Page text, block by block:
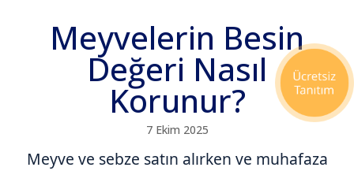
Meyvelerin Besin
Değeri Nasıl
Korunur?
7 Ekim 2025
Meyve ve sebze satın alırken ve muhafaza